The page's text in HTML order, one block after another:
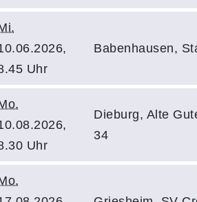
Uhr
Babenhausen,
Uhr
Dieburg, Alte
34